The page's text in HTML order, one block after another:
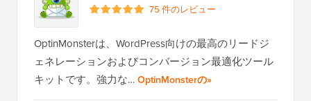
75 件のレビュー
OptinMonsterは、WordPress向けの最高のリードジ
ェネレーションおよびコンバージョン最適化ツール
キットです。強力な… OptinMonsterの全レビューを読む
»